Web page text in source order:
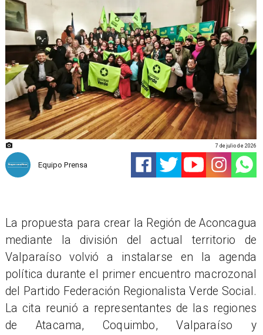
Equipo Prensa
7 de julio de 2026
La propuesta para crear la Región de Aconcagua
mediante la división del actual territorio de
Valparaíso volvió a instalarse en la agenda
política durante el primer encuentro macrozonal
del Partido Federación Regionalista Verde Social.
La cita reunió a representantes de las regiones
de Atacama, Coquimbo, Valparaíso y